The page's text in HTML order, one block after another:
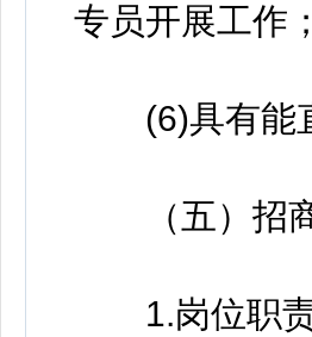
专员开展工作；
(6)具有能直
（五）招商
1.岗位职